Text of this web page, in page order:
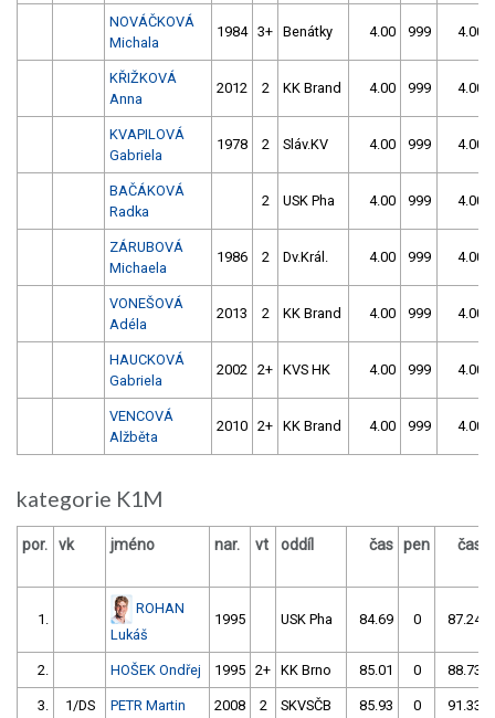
NOVÁČKOVÁ
Michala
1984 3+ Benátky 4.00 999 4.00
KŘIŽKOVÁ
Anna
2012 2 KK Brand 4.00 999 4.00
KVAPILOVÁ
Gabriela
1978 2 Sláv.KV 4.00 999 4.00
BAČÁKOVÁ
Radka
2 USK Pha 4.00 999 4.00
ZÁRUBOVÁ
Michaela
1986 2 Dv.Král. 4.00 999 4.00
VONEŠOVÁ
Adéla
2013 2 KK Brand 4.00 999 4.00
HAUCKOVÁ
Gabriela
2002 2+ KVS HK 4.00 999 4.00
VENCOVÁ
Alžběta
2010 2+ KK Brand 4.00 999 4.00
kategorie K1M
por. vk jméno nar. vt oddíl čas pen čas
1.
ROHAN
Lukáš
1995 USK Pha 84.69 0 87.24
2. HOŠEK Ondřej 1995 2+ KK Brno 85.01 0 88.73
3. 1/DS PETR Martin 2008 2 SKVSČB 85.93 0 91.33